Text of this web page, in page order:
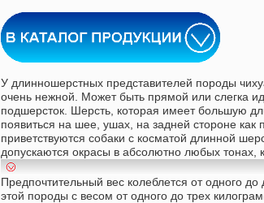
У длинношерстных представителей породы
очень нежной. Может быть прямой или слегка
подшерсток. Шерсть, которая имеет большую
появиться на шее, ушах, на задней стороне как
приветствуются собаки с косматой длинной
допускаются окрасы в абсолютно любых тонах,
Предпочтительный вес колеблется от одного
этой породы с весом от одного до трех